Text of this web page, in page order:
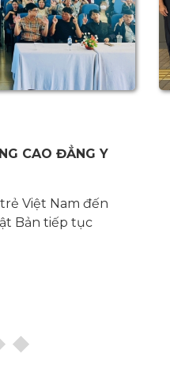
CAO ĐẲNG Y
Việt Nam đến
Bản tiếp tục